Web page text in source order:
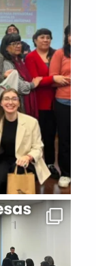
con
y
por
y
Sofía
no